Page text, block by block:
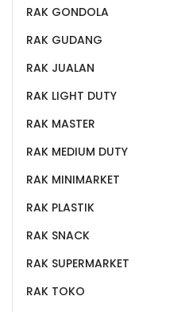
RAK GONDOLA
RAK GUDANG
RAK JUALAN
RAK LIGHT DUTY
RAK MASTER
RAK MEDIUM DUTY
RAK MINIMARKET
RAK PLASTIK
RAK SNACK
RAK SUPERMARKET
RAK TOKO